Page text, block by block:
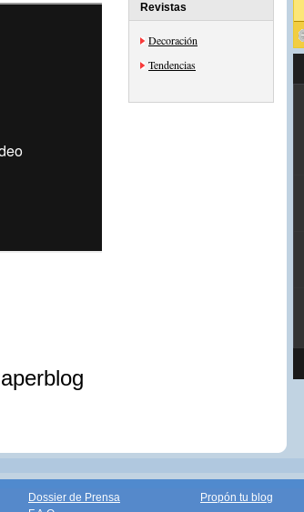
Revistas
Decoración
Tendencias
Dossier de Prensa
Propón tu blog